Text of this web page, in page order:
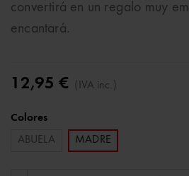
convertirá en un regalo muy
encantará.
12,95 € (IVA inc.)
Colores
ABUELA
MADRE